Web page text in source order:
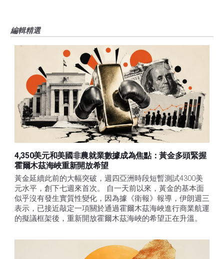
編輯精選
4,350美元和美國非農就業數據成為焦點：黃金多頭緊握
霍爾木茲海峽重新開放希望
黃金延續此前的大幅突破，週四亞洲時段短暫測試4300美
元水平，創下七週來首次。 自一天前以來，黃金的基本面
似乎沒有發生實質性變化，因為據《衛報》報導，伊朗週三
表示，已接近敲定一項關於通過霍爾木茲海峽進行商業航運
的擬議框架後，重新開放霍爾木茲海峽的希望正在升溫。